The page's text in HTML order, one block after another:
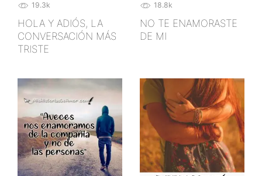
19.3k
HOLA Y ADIÓS, LA
CONVERSACIÓN MÁS
TRISTE
18.8k
NO TE ENAMORASTE
DE MI